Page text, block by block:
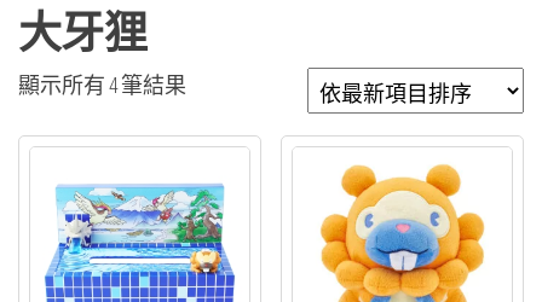
大牙狸
顯示所有 4 筆結果
新
項
目
排
序